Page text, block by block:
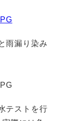
雨漏り染み
テストを行